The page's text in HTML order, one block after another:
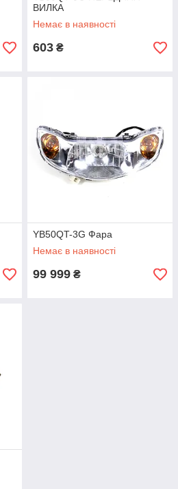
ВИЛКА
Немає в наявності
603 ₴
YB50QT-3G Фара
Немає в наявності
99 999 ₴